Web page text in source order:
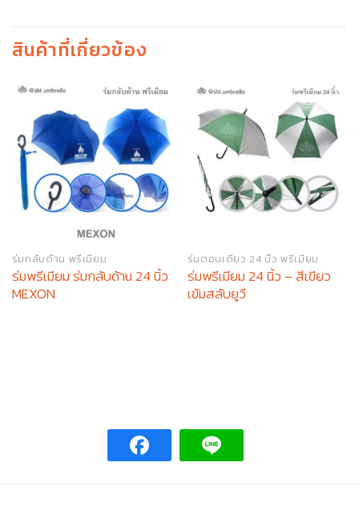
สินค้าที่เกี่ยวข้อง
ร่มกลับด้าน พรีเมียม
ร่มพรีเมียม ร่มกลับด้าน 24 นิ้ว
MEXON
ร่มตอนเดียว 24 นิ้ว พรีเมียม
ร่มพรีเมียม 24 นิ้ว – สีเขียว
เข้มสลับยูวี